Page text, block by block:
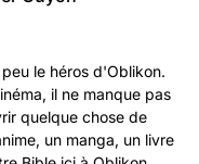
le héros d'Oblikon.
il ne manque pas
quelque chose de
un manga, un livre